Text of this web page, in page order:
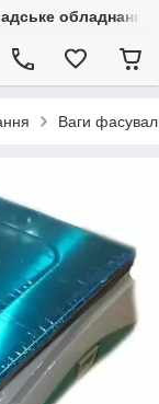
обладнання
Ваги